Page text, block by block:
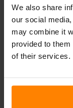
We also share
our social
may combine it
provided to
of their services.
Der NORDIC
ist eine ideale
mit einem 3-